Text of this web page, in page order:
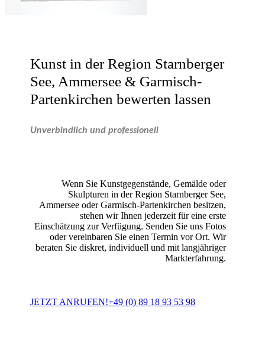
Kunst in der Region Starnberger
See, Ammersee & Garmisch-
Partenkirchen bewerten lassen
Unverbindlich und professionell
Wenn Sie Kunstgegenstände, Gemälde oder
Skulpturen in der Region Starnberger See,
Ammersee oder Garmisch-Partenkirchen besitzen,
stehen wir Ihnen jederzeit für eine erste
Einschätzung zur Verfügung. Senden Sie uns Fotos
oder vereinbaren Sie einen Termin vor Ort. Wir
beraten Sie diskret, individuell und mit langjähriger
Markterfahrung.
JETZT ANRUFEN!+49 (0) 89 18 93 53 98